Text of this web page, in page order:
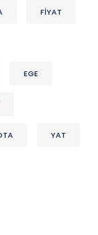
FİYAT
EGE
YAT